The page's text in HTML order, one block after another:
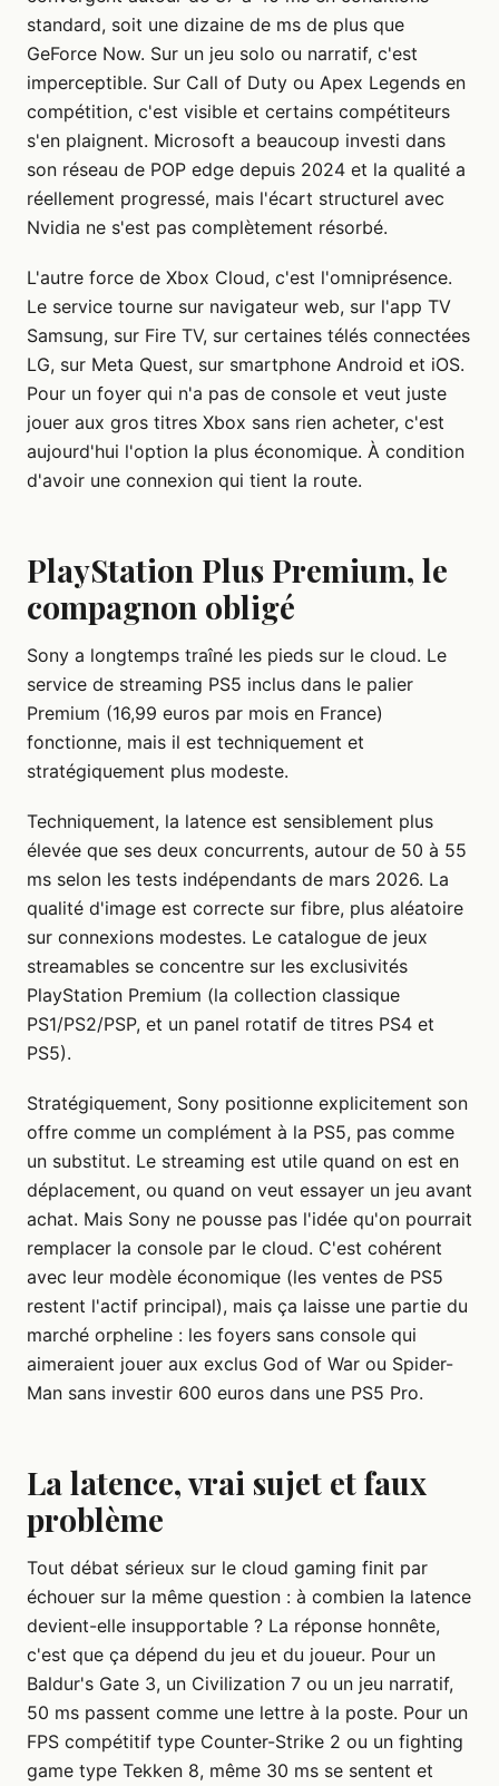
standard, soit une dizaine de ms de plus que
GeForce Now. Sur un jeu solo ou narratif, c'est
imperceptible. Sur Call of Duty ou Apex Legends en
compétition, c'est visible et certains compétiteurs
s'en plaignent. Microsoft a beaucoup investi dans
son réseau de POP edge depuis 2024 et la qualité a
réellement progressé, mais l'écart structurel avec
Nvidia ne s'est pas complètement résorbé.
L'autre force de Xbox Cloud, c'est l'omniprésence.
Le service tourne sur navigateur web, sur l'app TV
Samsung, sur Fire TV, sur certaines télés connectées
LG, sur Meta Quest, sur smartphone Android et iOS.
Pour un foyer qui n'a pas de console et veut juste
jouer aux gros titres Xbox sans rien acheter, c'est
aujourd'hui l'option la plus économique. À condition
d'avoir une connexion qui tient la route.
PlayStation Plus Premium, le
compagnon obligé
Sony a longtemps traîné les pieds sur le cloud. Le
service de streaming PS5 inclus dans le palier
Premium (16,99 euros par mois en France)
fonctionne, mais il est techniquement et
stratégiquement plus modeste.
Techniquement, la latence est sensiblement plus
élevée que ses deux concurrents, autour de 50 à 55
ms selon les tests indépendants de mars 2026. La
qualité d'image est correcte sur fibre, plus aléatoire
sur connexions modestes. Le catalogue de jeux
streamables se concentre sur les exclusivités
PlayStation Premium (la collection classique
PS1/PS2/PSP, et un panel rotatif de titres PS4 et
PS5).
Stratégiquement, Sony positionne explicitement son
offre comme un complément à la PS5, pas comme
un substitut. Le streaming est utile quand on est en
déplacement, ou quand on veut essayer un jeu avant
achat. Mais Sony ne pousse pas l'idée qu'on pourrait
remplacer la console par le cloud. C'est cohérent
avec leur modèle économique (les ventes de PS5
restent l'actif principal), mais ça laisse une partie du
marché orpheline : les foyers sans console qui
aimeraient jouer aux exclus God of War ou Spider-
Man sans investir 600 euros dans une PS5 Pro.
La latence, vrai sujet et faux
problème
Tout débat sérieux sur le cloud gaming finit par
échouer sur la même question : à combien la latence
devient-elle insupportable ? La réponse honnête,
c'est que ça dépend du jeu et du joueur. Pour un
Baldur's Gate 3, un Civilization 7 ou un jeu narratif,
50 ms passent comme une lettre à la poste. Pour un
FPS compétitif type Counter-Strike 2 ou un fighting
game type Tekken 8, même 30 ms se sentent et